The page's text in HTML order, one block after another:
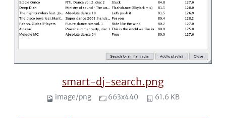
smart-dj-search.png
image/png 663x440 61.6 KB